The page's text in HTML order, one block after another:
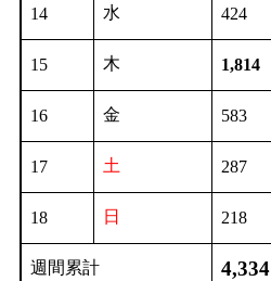
14 水 424
15 木 1,814
16 金 583
17 土 287
18 日 218
週間累計 4,334